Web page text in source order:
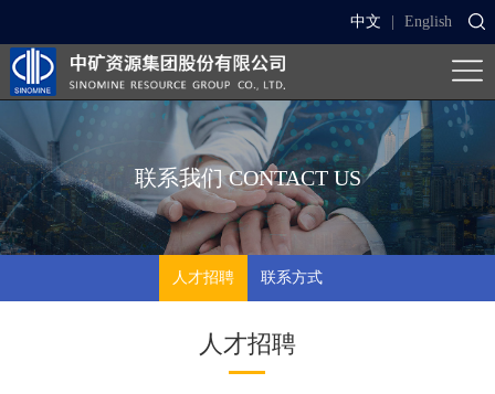
中文 English
联系我们 CONTACT US
人才招聘 联系方式
人才招聘